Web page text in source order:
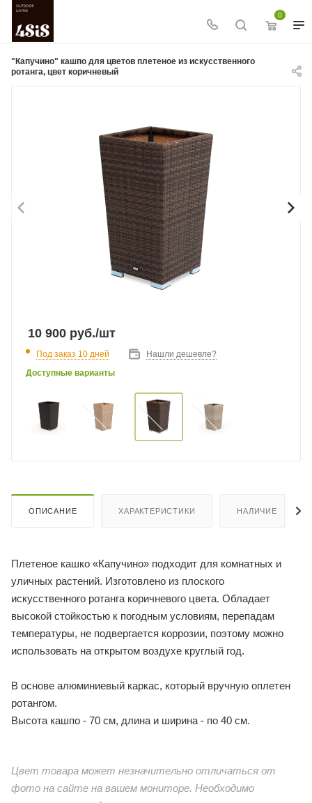
0
"Капучино" кашпо для цветов плетеное из искусственного
ротанга, цвет коричневый
10 900 руб./шт
Под заказ 10 дней
Нашли дешевле?
Доступные варианты
ОПИСАНИЕ ХАРАКТЕРИСТИКИ НАЛИЧИЕ
Плетеное кашко «Капучино» подходит для комнатных и
уличных растений. Изготовлено из плоского
искусственного ротанга коричневого цвета. Обладает
высокой стойкостью к погодным условиям, перепадам
температуры, не подвергается коррозии, поэтому можно
использовать на открытом воздухе круглый год.
В основе алюминиевый каркас, который вручную оплетен
ротангом.
Высота кашпо - 70 см, длина и ширина - по 40 см.
Цвет товара может незначительно отличаться от
фото на сайте на вашем мониторе. Необходимо